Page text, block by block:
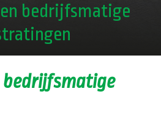
bedrijfsmatige